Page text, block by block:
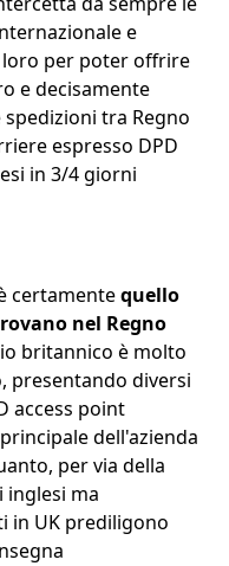
e
per poter offrire
e decisamente
tra Regno
espresso DPD
in 3/4 giorni
certamentequello
nel Regno
britannico è molto
presentando diversi
access point
dell'azienda
per via della
inglesi ma
in UK prediligono